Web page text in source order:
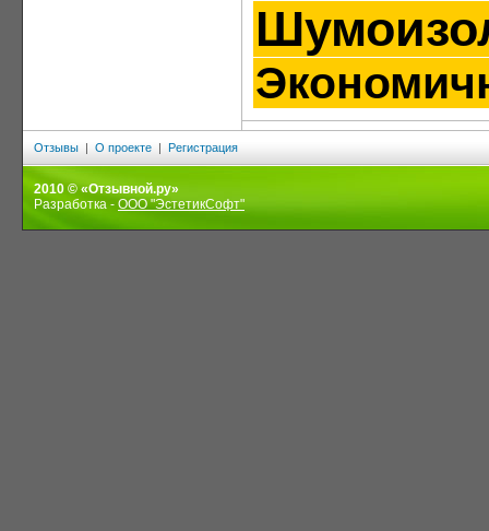
Отзывы | О проекте | Регистрация
2010 © «Отзывной.ру»
Разработка - ООО "ЭстетикСофт"